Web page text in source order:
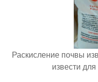
Раскисление почвы
извести